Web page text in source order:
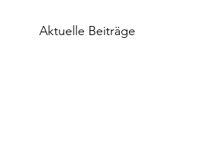
Aktuelle Beiträge